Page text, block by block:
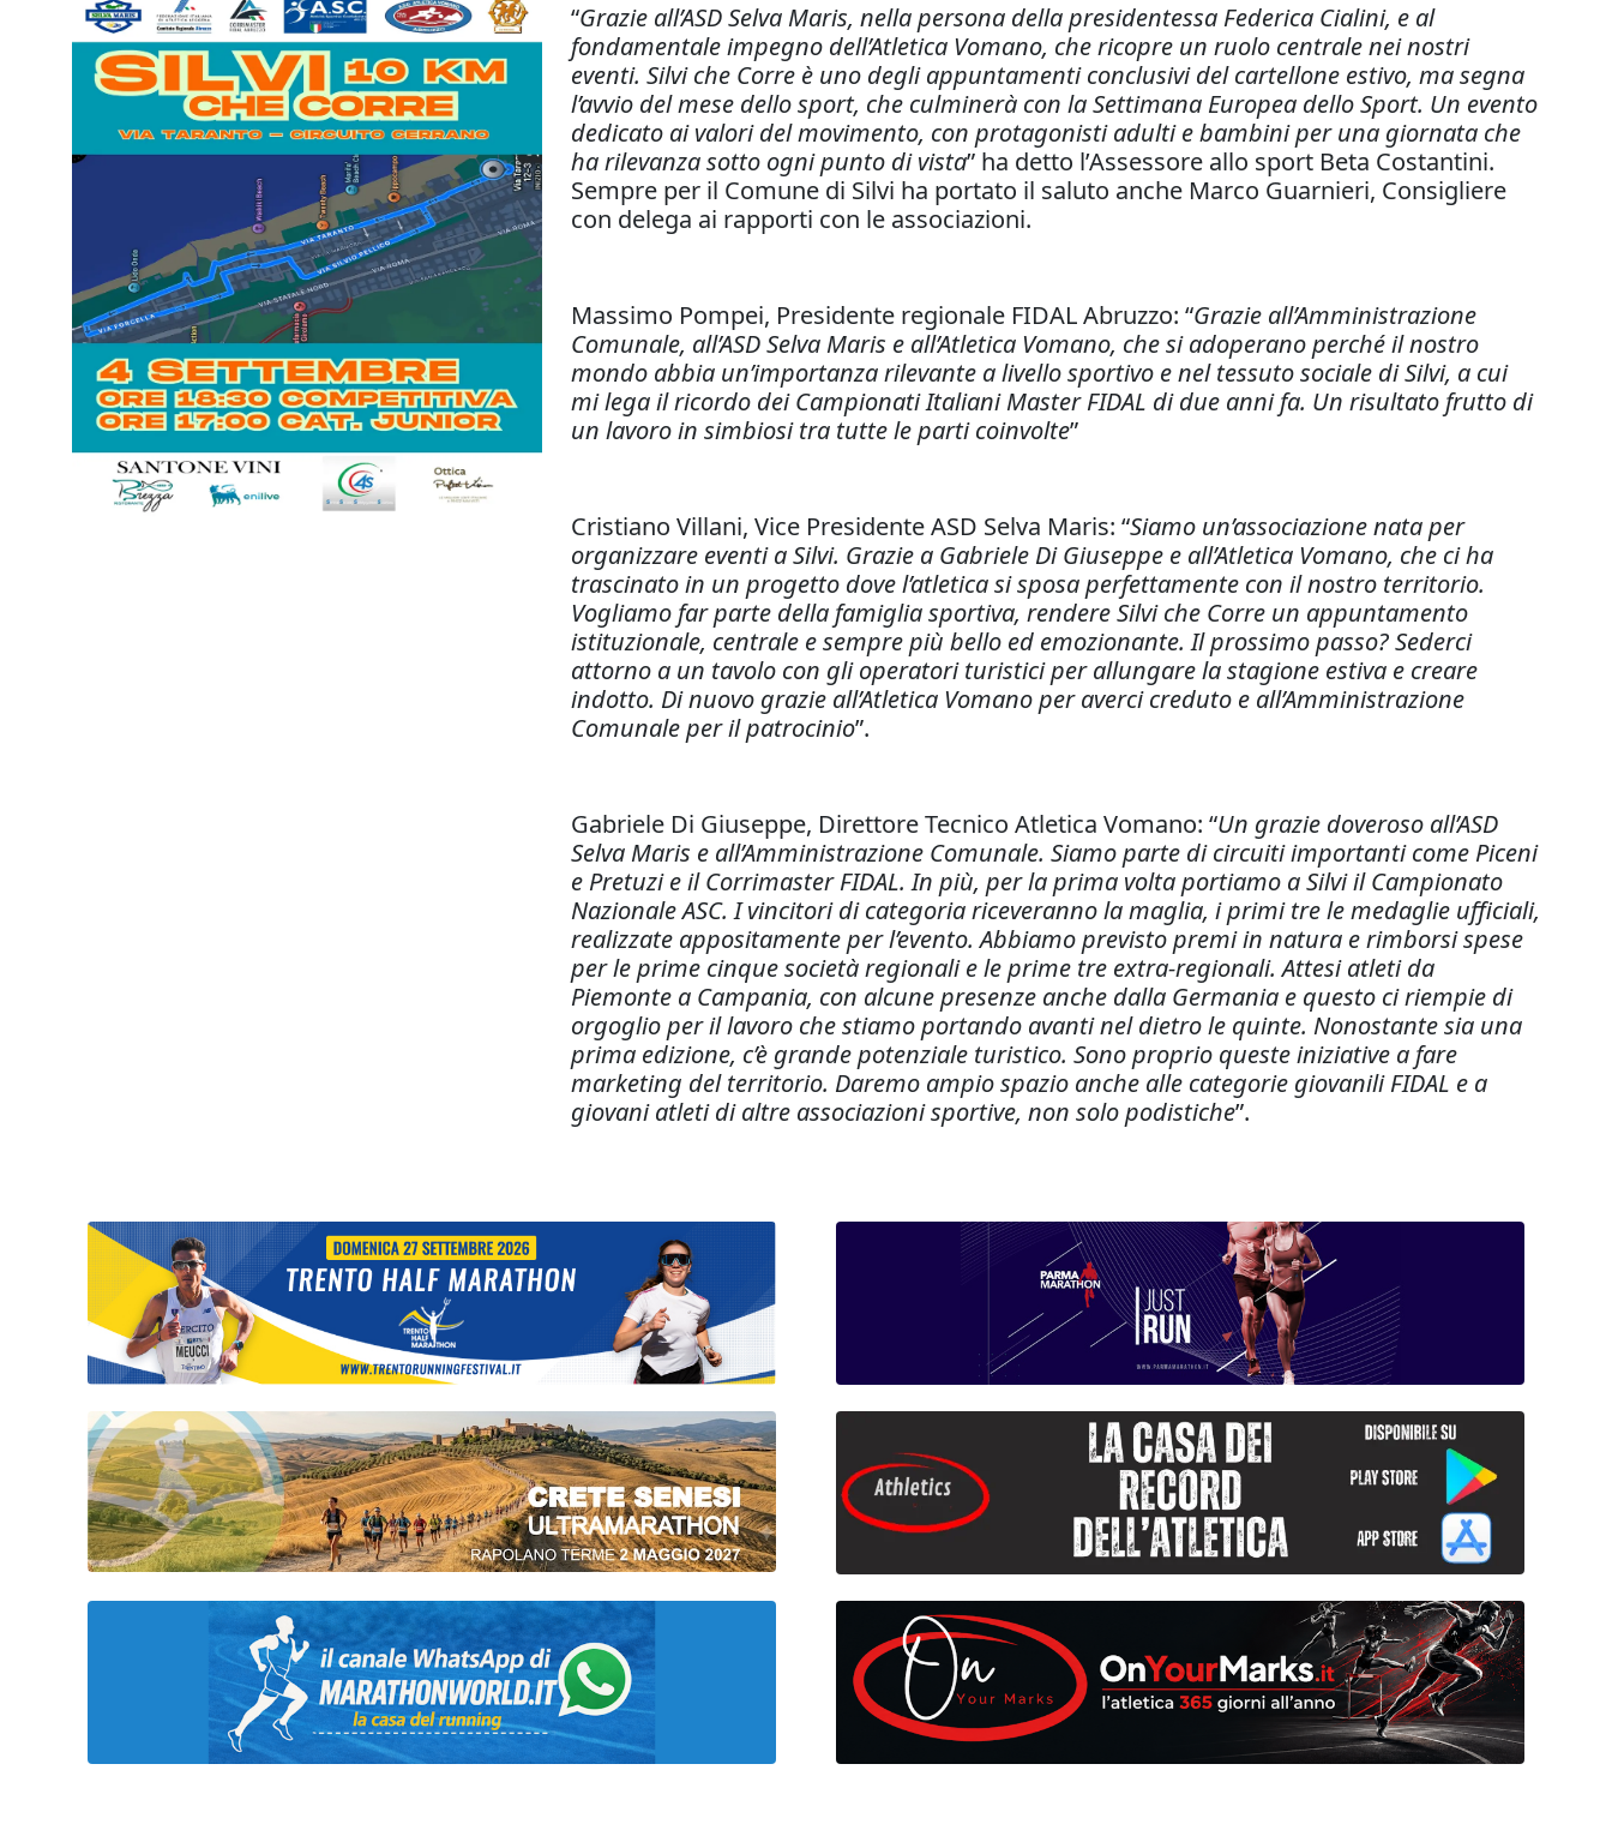
“Grazie all’ASD Selva Maris, nella persona della presidentessa Federica Cialini, e al
fondamentale impegno dell’Atletica Vomano, che ricopre un ruolo centrale nei nostri
eventi. Silvi che Corre è uno degli appuntamenti conclusivi del cartellone estivo, ma segna
l’avvio del mese dello sport, che culminerà con la Settimana Europea dello Sport. Un evento
dedicato ai valori del movimento, con protagonisti adulti e bambini per una giornata che
ha rilevanza sotto ogni punto di vista” ha detto l’Assessore allo sport Beta Costantini.
Sempre per il Comune di Silvi ha portato il saluto anche Marco Guarnieri, Consigliere
con delega ai rapporti con le associazioni.
Massimo Pompei, Presidente regionale FIDAL Abruzzo: “Grazie all’Amministrazione
Comunale, all’ASD Selva Maris e all’Atletica Vomano, che si adoperano perché il nostro
mondo abbia un’importanza rilevante a livello sportivo e nel tessuto sociale di Silvi, a cui
mi lega il ricordo dei Campionati Italiani Master FIDAL di due anni fa. Un risultato frutto di
un lavoro in simbiosi tra tutte le parti coinvolte”
Cristiano Villani, Vice Presidente ASD Selva Maris: “Siamo un’associazione nata per
organizzare eventi a Silvi. Grazie a Gabriele Di Giuseppe e all’Atletica Vomano, che ci ha
trascinato in un progetto dove l’atletica si sposa perfettamente con il nostro territorio.
Vogliamo far parte della famiglia sportiva, rendere Silvi che Corre un appuntamento
istituzionale, centrale e sempre più bello ed emozionante. Il prossimo passo? Sederci
attorno a un tavolo con gli operatori turistici per allungare la stagione estiva e creare
indotto. Di nuovo grazie all’Atletica Vomano per averci creduto e all’Amministrazione
Comunale per il patrocinio”.
Gabriele Di Giuseppe, Direttore Tecnico Atletica Vomano: “Un grazie doveroso all’ASD
Selva Maris e all’Amministrazione Comunale. Siamo parte di circuiti importanti come Piceni
e Pretuzi e il Corrimaster FIDAL. In più, per la prima volta portiamo a Silvi il Campionato
Nazionale ASC. I vincitori di categoria riceveranno la maglia, i primi tre le medaglie ufficiali,
realizzate appositamente per l’evento. Abbiamo previsto premi in natura e rimborsi spese
per le prime cinque società regionali e le prime tre extra-regionali. Attesi atleti da
Piemonte a Campania, con alcune presenze anche dalla Germania e questo ci riempie di
orgoglio per il lavoro che stiamo portando avanti nel dietro le quinte. Nonostante sia una
prima edizione, c’è grande potenziale turistico. Sono proprio queste iniziative a fare
marketing del territorio. Daremo ampio spazio anche alle categorie giovanili FIDAL e a
giovani atleti di altre associazioni sportive, non solo podistiche”.